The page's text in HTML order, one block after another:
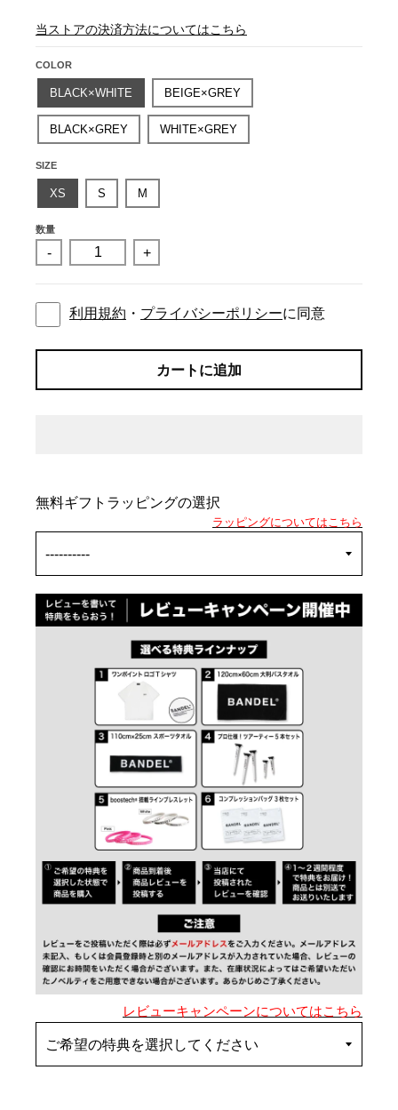
当ストアの決済方法についてはこちら
COLOR
BLACK×WHITE BEIGE×GREY
BLACK×GREY WHITE×GREY
SIZE
XS S M
数量
- +
利用規約 ・ プライバシーポリシーに同意
カートに追加
無料ギフトラッピングの選択
ラッピングについてはこちら
レビューキャンペーンについてはこちら